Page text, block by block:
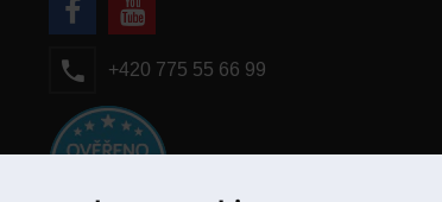
+420 775 55 66 99